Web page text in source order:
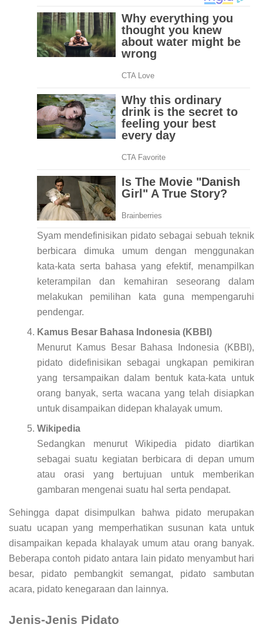
Syam mendefinisikan pidato sebagai sebuah teknik
berbicara dimuka umum dengan menggunakan
kata-kata serta bahasa yang efektif, menampilkan
keterampilan dan kemahiran seseorang dalam
melakukan pemilihan kata guna mempengaruhi
pendengar.
Kamus Besar Bahasa Indonesia (KBBI)
Menurut Kamus Besar Bahasa Indonesia (KBBI),
pidato didefinisikan sebagai ungkapan pemikiran
yang tersampaikan dalam bentuk kata-kata untuk
orang banyak, serta wacana yang telah disiapkan
untuk disampaikan didepan khalayak umum.
Wikipedia
Sedangkan menurut Wikipedia pidato diartikan
sebagai suatu kegiatan berbicara di depan umum
atau orasi yang bertujuan untuk memberikan
gambaran mengenai suatu hal serta pendapat.
Sehingga dapat disimpulkan bahwa pidato merupakan
suatu ucapan yang memperhatikan susunan kata untuk
disampaikan kepada khalayak umum atau orang banyak.
Beberapa contoh pidato antara lain pidato menyambut hari
besar, pidato pembangkit semangat, pidato sambutan
acara, pidato kenegaraan dan lainnya.
Jenis-Jenis Pidato